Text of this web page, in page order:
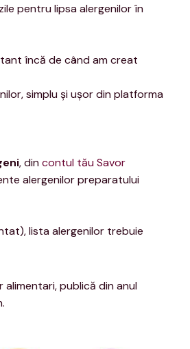
pentru lipsa alergenilor în
încă de când am creat
simplu şi uşor din platforma
, dincontul tău Savor
alergenilor preparatului
lista alergenilor trebuie
publică din anul